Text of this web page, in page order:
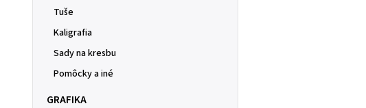
Tuše
Kaligrafia
Sady na kresbu
Pomôcky a iné
GRAFIKA